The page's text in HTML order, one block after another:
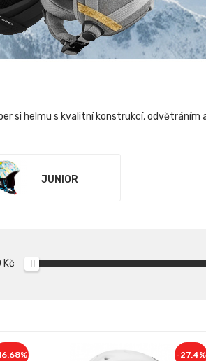
si helmu s kvalitní konstrukcí,
JUNIOR
Kč
-27.4%